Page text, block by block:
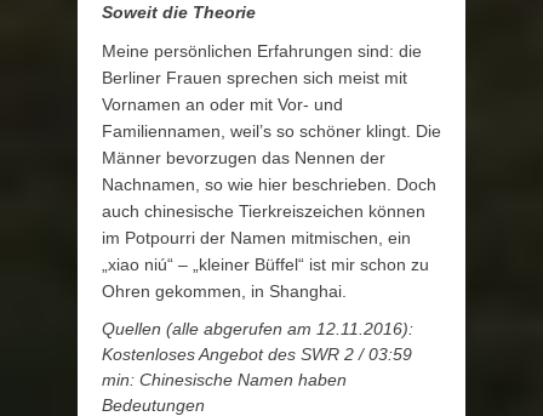
Soweit die Theorie
Meine persönlichen Erfahrungen sind: die
Berliner Frauen sprechen sich meist mit
Vornamen an oder mit Vor- und
Familiennamen, weil’s so schöner klingt. Die
Männer bevorzugen das Nennen der
Nachnamen, so wie hier beschrieben. Doch
auch chinesische Tierkreiszeichen können
im Potpourri der Namen mitmischen, ein
„xiao niú“ – „kleiner Büffel“ ist mir schon zu
Ohren gekommen, in Shanghai.
Quellen (alle abgerufen am 12.11.2016):
Kostenloses Angebot des SWR 2 / 03:59
min: Chinesische Namen haben
Bedeutungen